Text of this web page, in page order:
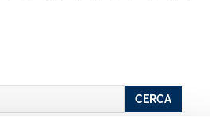
CERCA